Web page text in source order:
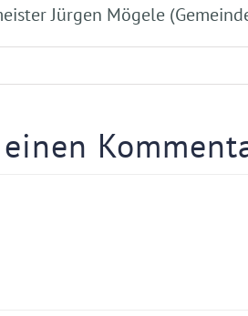
Jürgen Mögele